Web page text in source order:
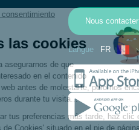
Nous contacter
Langue FR
Anglais
Espagnol
Allemand